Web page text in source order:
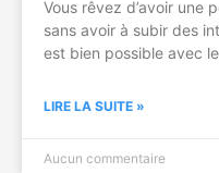
Vous rêvez d’avoir une
sans avoir à subir des
est bien possible avec
LIRE LA SUITE »
Aucun commentaire